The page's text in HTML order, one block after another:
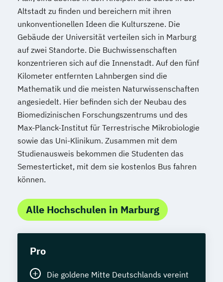
Altstadt zu finden und bereichern mit ihren
unkonventionellen Ideen die Kulturszene. Die
Gebäude der Universität verteilen sich in Marburg
auf zwei Standorte. Die Buchwissenschaften
konzentrieren sich auf die Innenstadt. Auf den fünf
Kilometer entfernten Lahnbergen sind die
Mathematik und die meisten Naturwissenschaften
angesiedelt. Hier befinden sich der Neubau des
Biomedizinischen Forschungszentrums und des
Max-Planck-Institut für Terrestrische Mikrobiologie
sowie das Uni-Klinikum. Zusammen mit dem
Studienausweis bekommen die Studenten das
Semesterticket, mit dem sie kostenlos Bus fahren
können.
Alle Hochschulen in Marburg
Pro
Die goldene Mitte Deutschlands vereint